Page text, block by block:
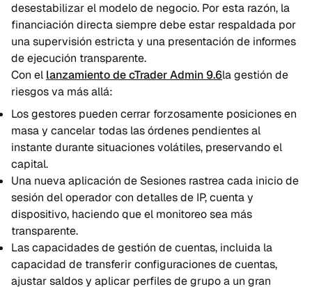
desestabilizar el modelo de negocio. Por esta razón, la
financiación directa siempre debe estar respaldada por
una supervisión estricta y una presentación de informes
de ejecución transparente.
Con el lanzamiento de cTrader Admin 9.6la gestión de
riesgos va más allá:
Los gestores pueden cerrar forzosamente posiciones en
masa y cancelar todas las órdenes pendientes al
instante durante situaciones volátiles, preservando el
capital.
Una nueva aplicación de Sesiones rastrea cada inicio de
sesión del operador con detalles de IP, cuenta y
dispositivo, haciendo que el monitoreo sea más
transparente.
Las capacidades de gestión de cuentas, incluida la
capacidad de transferir configuraciones de cuentas,
ajustar saldos y aplicar perfiles de grupo a un gran